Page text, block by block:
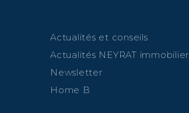
Actualités et conseils
Actualités NEYRAT immobilier
Newsletter
Home B